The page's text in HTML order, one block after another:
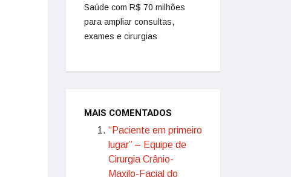
Saúde com R$ 70 milhões
para ampliar consultas,
exames e cirurgias
MAIS COMENTADOS
“Paciente em primeiro
lugar” – Equipe de
Cirurgia Crânio-
Maxilo-Facial do